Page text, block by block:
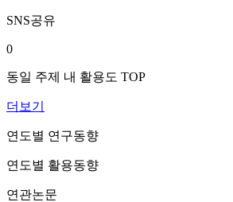
SNS공유
0
동일 주제 내 활용도 TOP
더보기
연도별 연구동향
연도별 활용동향
연관논문